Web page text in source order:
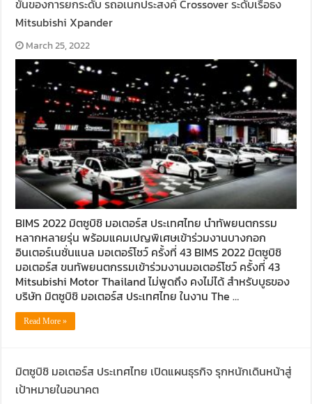
ขั้นของการยกระดับ รถอเนกประสงค์ Crossover ระดับเรือธง
Mitsubishi Xpander
March 25, 2022
BIMS 2022 มิตซูบิชิ มอเตอร์ส ประเทศไทย นำทัพยนตกรรม
หลากหลายรุ่น พร้อมแคมเปญพิเศษเข้าร่วมงานบางกอก
อินเตอร์เนชั่นแนล มอเตอร์โชว์ ครั้งที่ 43 BIMS 2022 มิตซูบิชิ
มอเตอร์ส ขนทัพยนตกรรมเข้าร่วมงานมอเตอร์โชว์ ครั้งที่ 43
Mitsubishi Motor Thailand ไม่พูดถึง คงไม่ได้ สำหรับบูธของ
บริษัท มิตซูบิชิ มอเตอร์ส ประเทศไทย ในงาน The …
Read More »
มิตซูบิชิ มอเตอร์ส ประเทศไทย เปิดแผนธุรกิจ รุกหนักเดินหน้าสู่
เป้าหมายในอนาคต